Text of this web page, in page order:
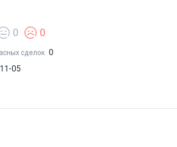
0 0
сделок 0
05